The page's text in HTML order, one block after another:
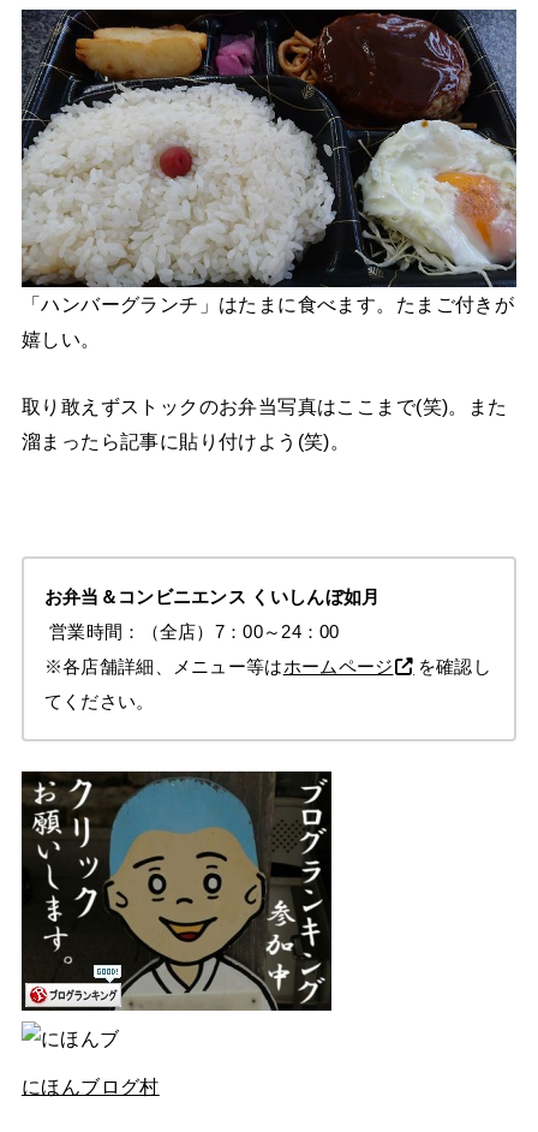
「ハンバーグランチ」はたまに食べます。たまご付きが
嬉しい。
取り敢えずストックのお弁当写真はここまで(笑)。また
溜まったら記事に貼り付けよう(笑)。
お弁当＆コンビニエンス くいしんぼ如月
営業時間：（全店）7：00～24：00
※各店舗詳細、メニュー等はホームページ
を確認し
てください。
にほんブログ村